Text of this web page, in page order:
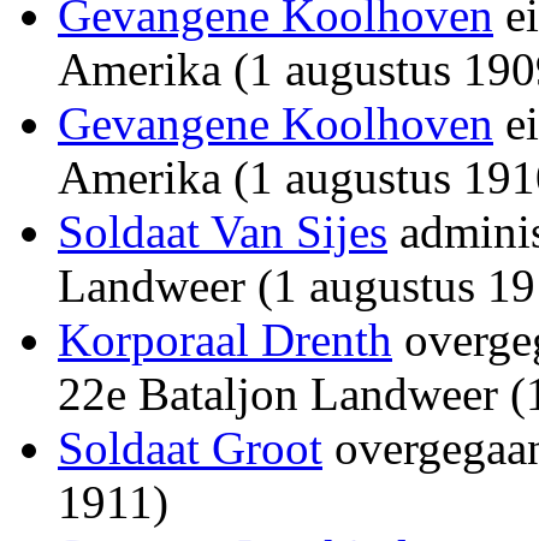
Gevangene Koolhoven
Amerika (1 augustus
Gevangene Koolhoven
Amerika (1 augustus
Soldaat Van Sijes
Landweer (1 augustus
Korporaal Drenth
22e Bataljon Landweer
Soldaat Groot
1911)